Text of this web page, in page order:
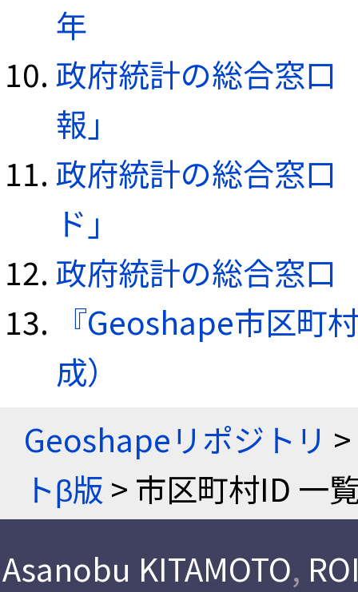
年
政府統計の総合窓口
報」
政府統計の総合窓口
ド」
政府統計の総合窓口
『Geoshape市区町
成）
Geoshapeリポジトリ >
トβ版 > 市区町村ID 一
Asanobu KITAMOTO,